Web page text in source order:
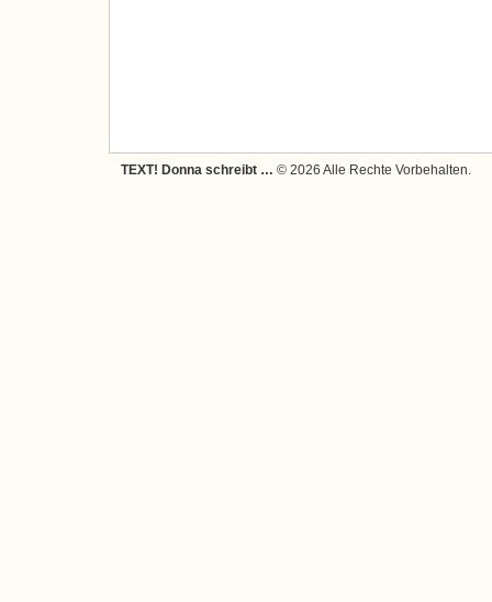
TEXT! Donna schreibt … © 2026 Alle Rechte Vorbehalten.